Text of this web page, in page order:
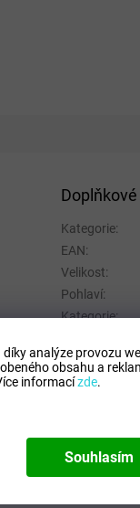
analýze provozu
obsahu a
informacízde.
Souhlasím
Kategorie:
EAN:
Velikost:
Pohlaví:
Kategorie:
Materiálové
Barva: